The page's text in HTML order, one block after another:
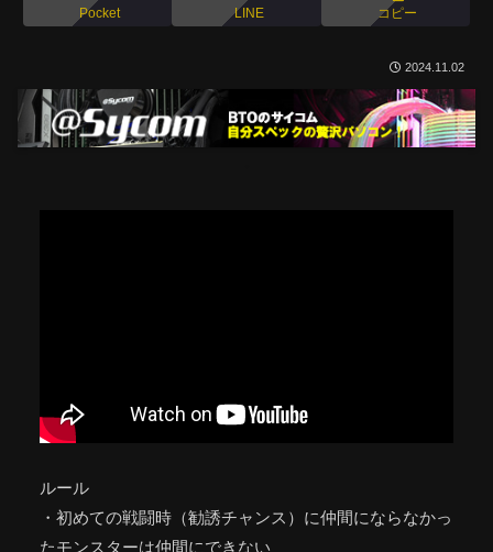
Pocket LINE コピー
2024.11.02
ルール
・初めての戦闘時（勧誘チャンス）に仲間にならなかっ
たモンスターは仲間にできない